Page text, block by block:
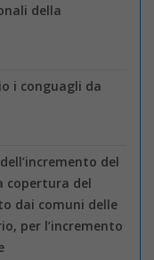
della
i conguagli da
del
copertura del
dai comuni delle
per l’incremento